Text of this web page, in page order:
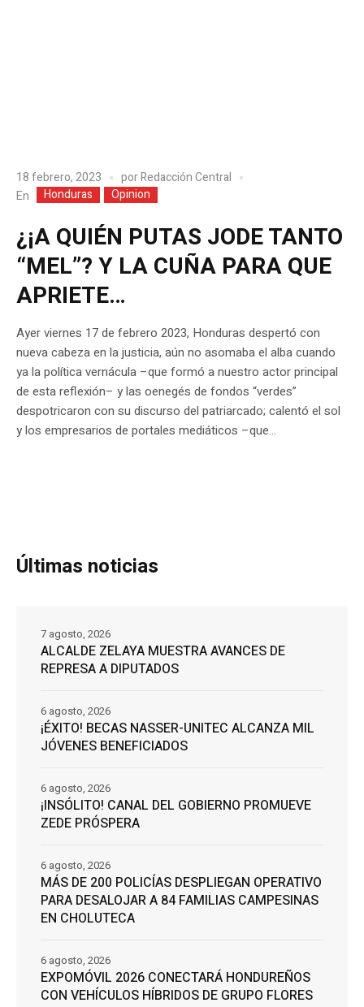
18 febrero, 2023 porRedacción Central
En
Honduras Opinion
¿¡A QUIÉN PUTAS JODE TANTO
“MEL”? Y LA CUÑA PARA QUE
APRIETE…
Ayer viernes 17 de febrero 2023, Honduras despertó con
nueva cabeza en la justicia, aún no asomaba el alba cuando
ya la política vernácula –que formó a nuestro actor principal
de esta reflexión– y las oenegés de fondos “verdes”
despotricaron con su discurso del patriarcado; calentó el sol
y los empresarios de portales mediáticos –que...
Últimas noticias
ALCALDE ZELAYA MUESTRA AVANCES DE
REPRESA A DIPUTADOS
7 agosto, 2026
¡ÉXITO! BECAS NASSER-UNITEC ALCANZA MIL
JÓVENES BENEFICIADOS
6 agosto, 2026
¡INSÓLITO! CANAL DEL GOBIERNO PROMUEVE
ZEDE PRÓSPERA
6 agosto, 2026
MÁS DE 200 POLICÍAS DESPLIEGAN OPERATIVO
PARA DESALOJAR A 84 FAMILIAS CAMPESINAS
EN CHOLUTECA
6 agosto, 2026
EXPOMÓVIL 2026 CONECTARÁ HONDUREÑOS
CON VEHÍCULOS HÍBRIDOS DE GRUPO FLORES
6 agosto, 2026